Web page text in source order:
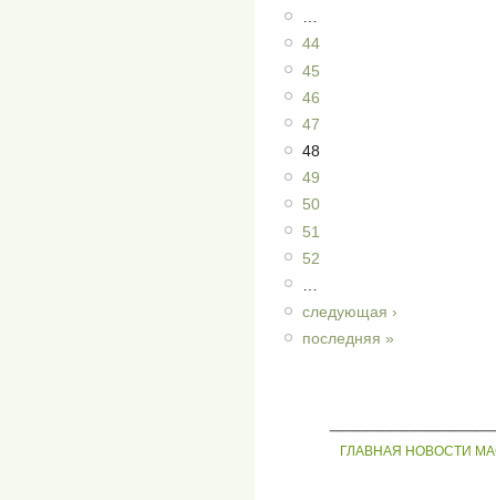
44
45
46
47
48
49
50
51
52
следующая ›
последняя »
ГЛАВНАЯ НОВОСТИ